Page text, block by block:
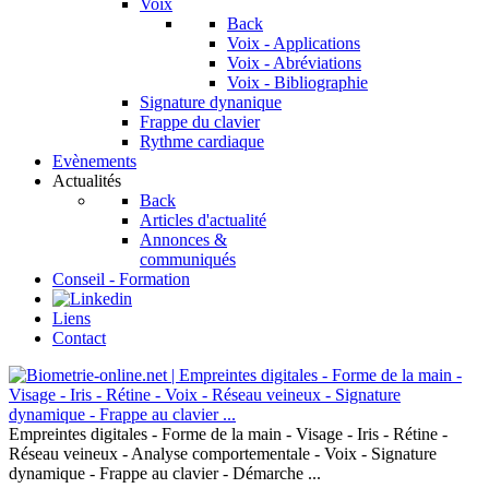
Voix
Back
Voix - Applications
Voix - Abréviations
Voix - Bibliographie
Signature dynanique
Frappe du clavier
Rythme cardiaque
Evènements
Actualités
Back
Articles d'actualité
Annonces &
communiqués
Conseil - Formation
Liens
Contact
Empreintes digitales - Forme de la main - Visage - Iris - Rétine -
Réseau veineux - Analyse comportementale - Voix - Signature
dynamique - Frappe au clavier - Démarche ...